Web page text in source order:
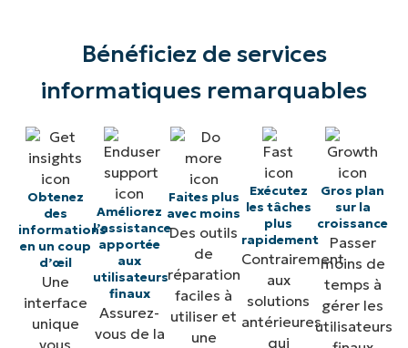
Bénéficiez de services
informatiques remarquables
Obtenez
des
informations
en un coup
d’œil
Une
interface
unique
Améliorez
l’assistance
apportée
aux
utilisateurs
finaux
Assurez-
vous de la
Faites plus
avec moins
Des outils
de
réparation
faciles à
utiliser et
une
Exécutez
les tâches
plus
rapidement
Contrairement
aux
solutions
antérieures
qui
Gros plan
sur la
croissance
Passer
moins de
temps à
gérer les
utilisateurs